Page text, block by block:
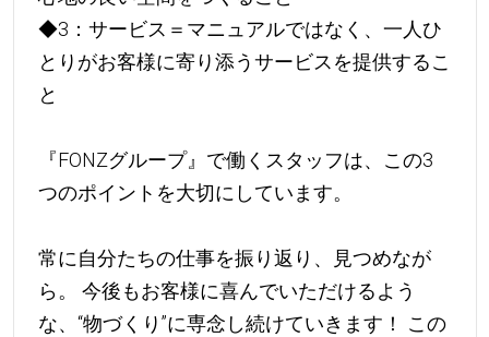
◆3：サービス＝マニュアルではなく、一人ひ
とりがお客様に寄り添うサービスを提供するこ
と
『FONZグループ』で働くスタッフは、この3
つのポイントを大切にしています。
常に自分たちの仕事を振り返り、見つめなが
ら。 今後もお客様に喜んでいただけるよう
な、“物づくり”に専念し続けていきます！ この